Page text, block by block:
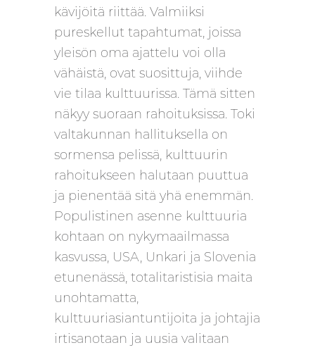
kävijöitä riittää. Valmiiksi
pureskellut tapahtumat, joissa
yleisön oma ajattelu voi olla
vähäistä, ovat suosittuja, viihde
vie tilaa kulttuurissa. Tämä sitten
näkyy suoraan rahoituksissa. Toki
valtakunnan hallituksella on
sormensa pelissä, kulttuurin
rahoitukseen halutaan puuttua
ja pienentää sitä yhä enemmän.
Populistinen asenne kulttuuria
kohtaan on nykymaailmassa
kasvussa, USA, Unkari ja Slovenia
etunenässä, totalitaristisia maita
unohtamatta,
kulttuuriasiantuntijoita ja johtajia
irtisanotaan ja uusia valitaan